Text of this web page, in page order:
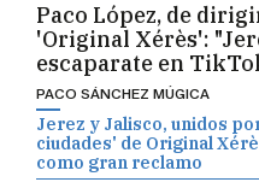
Paco López, de
'Original Xérès':
escaparate en
PACO SÁNCHEZ MÚGICA
Jerez y Jalisco, unidos
ciudades' de Original
como gran reclamo